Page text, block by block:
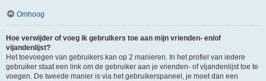
Omhoog
Hoe verwijder of voeg ik gebruikers toe aan mijn vrienden- en/of
vijandenlijst?
Het toevoegen van gebruikers kan op 2 manieren. In het profiel van iedere
gebruiker staat een link om de gebruiker aan je vrienden- of vijandenlijst toe te
voegen. De tweede manier is via het gebruikerspaneel, je moet dan een